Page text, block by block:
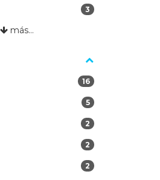
3 resultados
3
más…
16 resultados
16
5 resultados
5
2 resultados
2
2 resultados
2
2 resultados
2